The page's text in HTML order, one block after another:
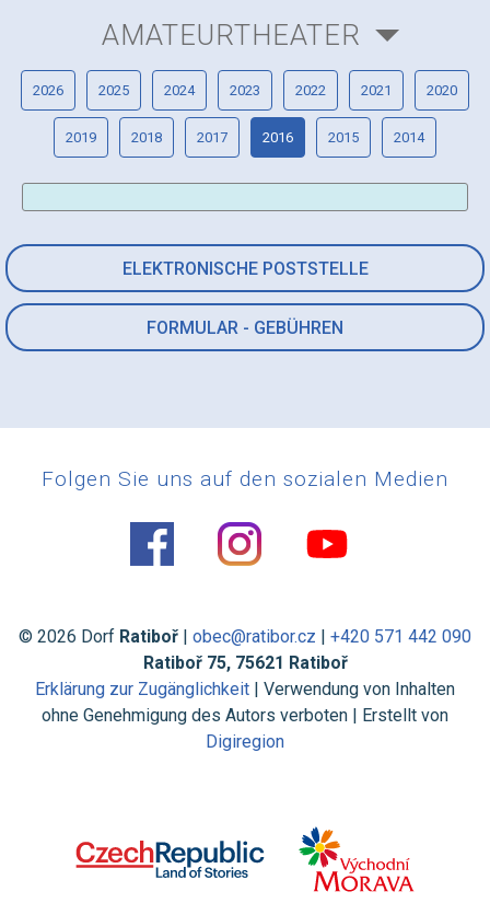
ELEKTRONISCHE POSTSTELLE
FORMULAR - GEBÜHREN
AMATEURTHEATER
2026 2025 2024 2023 2022 2021 2020
2019 2018 2017 2016 2015 2014
Folgen Sie uns auf den sozialen Medien
© 2026 Dorf Ratiboř | obec@ratibor.cz | +420 571 442 090
Ratiboř 75, 75621 Ratiboř
Erklärung zur Zugänglichkeit | Verwendung von Inhalten
ohne Genehmigung des Autors verboten | Erstellt von
Digiregion